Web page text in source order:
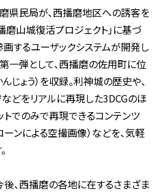
県民局が、西播磨地区への誘客を
磨山城復活プロジェクト」に基づ
画するユーザックシステムが開発し
第一弾として、西播磨の佐用町に位
じょう）を収録。利神城の歴史や、
どをリアルに再現した3DCGのほ
トでのみで再現できるコンテンツ
ンによる空撮画像）などを、気軽
後、西播磨の各地に在するさまざま